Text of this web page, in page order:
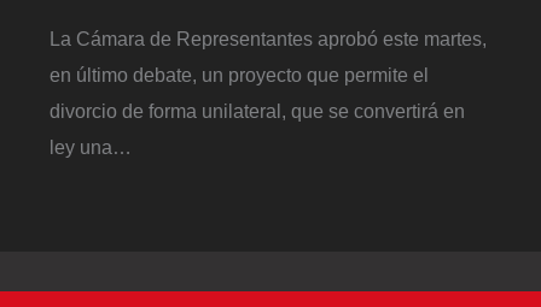
La Cámara de Representantes aprobó este martes,
en último debate, un proyecto que permite el
divorcio de forma unilateral, que se convertirá en
ley una…